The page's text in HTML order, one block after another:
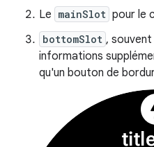
Le mainSlot pour le
bottomSlot ,
informations
qu'un bouton de